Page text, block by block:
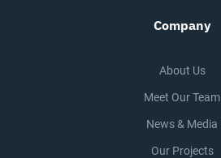
Company
About Us
Meet Our Team
News & Media
Our Projects